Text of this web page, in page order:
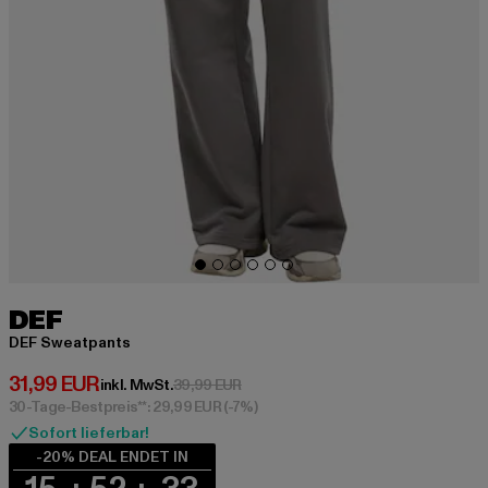
DEF
DEF Sweatpants
31,99 EUR
Derzeitiger Preis: 31,99 EUR
inkl. MwSt.39,99 EURAktionspreis: 39,99 EUR
30-Tage-Bestpreis**: 29,99 EUR(-7%)
Sofort lieferbar!
-20% DEAL ENDET IN